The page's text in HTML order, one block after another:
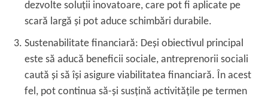
dezvolte soluții inovatoare, care pot fi aplicate pe
scară largă și pot aduce schimbări durabile.
Sustenabilitate financiară: Deși obiectivul principal
este să aducă beneficii sociale, antreprenorii sociali
caută și să își asigure viabilitatea financiară. În acest
fel, pot continua să-și susțină activitățile pe termen